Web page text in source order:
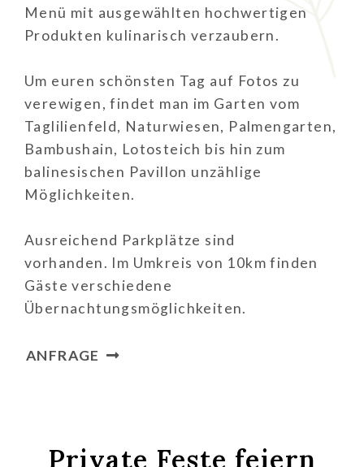
Menü mit ausgewählten hochwertigen
Produkten kulinarisch verzaubern.
Um euren schönsten Tag auf Fotos zu
verewigen, findet man im Garten vom
Taglilienfeld, Naturwiesen, Palmengarten,
Bambushain, Lotosteich bis hin zum
balinesischen Pavillon unzählige
Möglichkeiten.
Ausreichend Parkplätze sind
vorhanden. Im Umkreis von 10km finden
Gäste verschiedene
Übernachtungsmöglichkeiten.
ANFRAGE
Private Feste feiern